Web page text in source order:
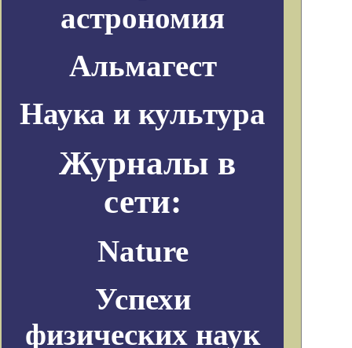
астрономия
Альмагест
Наука и культура
Журналы в
сети:
Nature
Успехи
физических наук